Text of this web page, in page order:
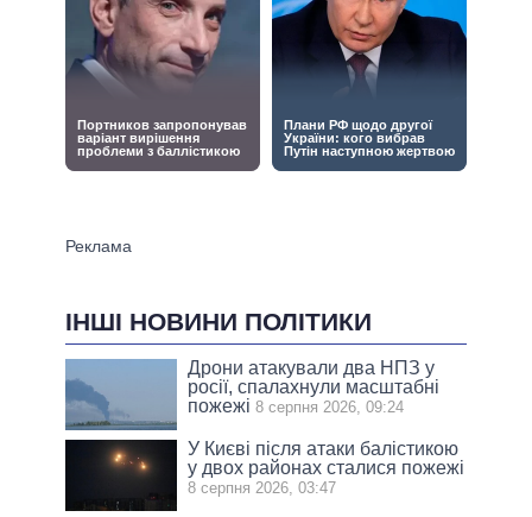
ІНШІ НОВИНИ ПОЛІТИКИ
Дрони атакували два НПЗ у
росії, спалахнули масштабні
пожежі 8 серпня 2026, 09:24
У Києві після атаки балістикою
у двох районах сталися пожежі
8 серпня 2026, 03:47